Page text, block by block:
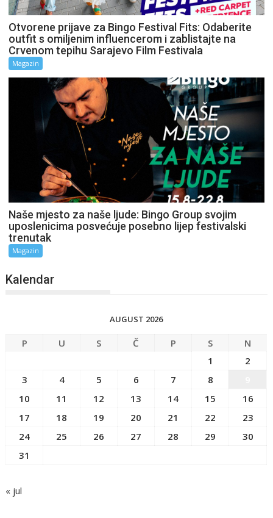
Otvorene prijave za Bingo Festival Fits: Odaberite
outfit s omiljenim influencerom i zablistajte na
Crvenom tepihu Sarajevo Film Festivala
Magazin
Naše mjesto za naše ljude: Bingo Group svojim
uposlenicima posvećuje posebno lijep festivalski
trenutak
Magazin
Kalendar
AUGUST 2026
P U S Č P S
N
1
2
3
4 5 6 7 8
10
11 12 13 14 15
16
17
18 19 20 21 22
23
24
25 26 27 28 29
30
31
« jul